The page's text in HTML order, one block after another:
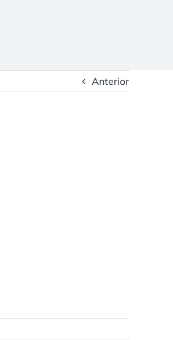
Anterior